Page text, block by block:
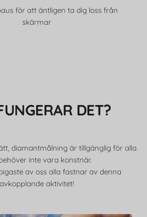
för att äntligen ta dig loss från
skärmar
DET?
diamantmålning är tillgänglig för alla
inte vara konstnär.
av oss alla fastnar av denna
avkopplande aktivitet!